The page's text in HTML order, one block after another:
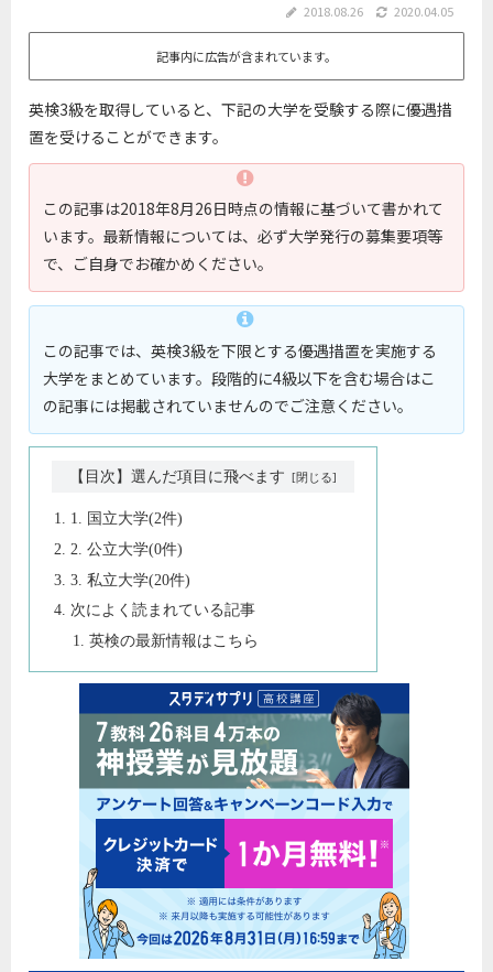
2018.08.26 2020.04.05
記事内に広告が含まれています。
英検3級を取得していると、下記の大学を受験する際に優遇措
置を受けることができます。
この記事は2018年8月26日時点の情報に基づいて書かれて
います。最新情報については、必ず大学発行の募集要項等
で、ご自身でお確かめください。
この記事では、英検3級を下限とする優遇措置を実施する
大学をまとめています。段階的に4級以下を含む場合はこ
の記事には掲載されていませんのでご注意ください。
【目次】選んだ項目に飛べます
1. 国立大学(2件)
2. 公立大学(0件)
3. 私立大学(20件)
次によく読まれている記事
英検の最新情報はこちら